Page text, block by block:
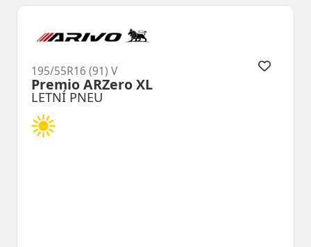
LETNÍ PNEU
Premio ARZero XL
195/55R16 (91) V